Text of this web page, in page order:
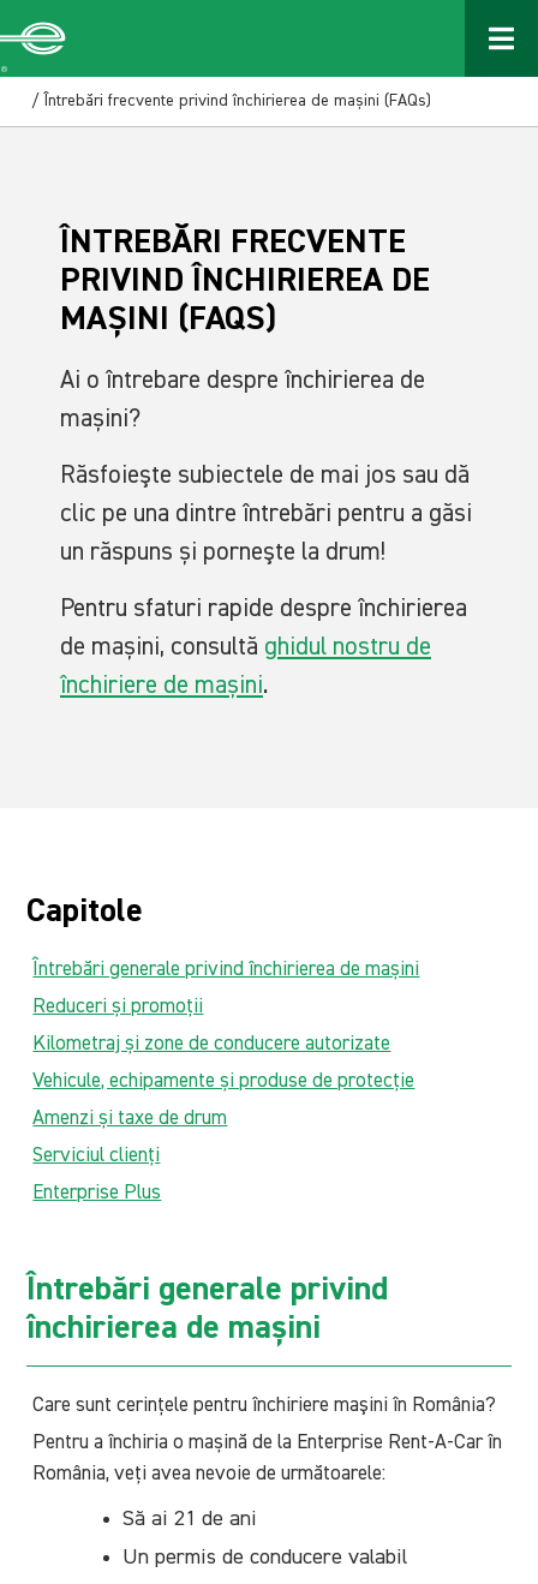
/ Întrebări frecvente privind închirierea de mașini (FAQs)
ÎNTREBĂRI FRECVENTE
PRIVIND ÎNCHIRIEREA DE
MAȘINI (FAQS)
Ai o întrebare despre închirierea de
mașini?
Răsfoieşte subiectele de mai jos sau dă
clic pe una dintre întrebări pentru a găsi
un răspuns și porneşte la drum!
Pentru sfaturi rapide despre închirierea
de mașini, consultă ghidul nostru de
închiriere de mașini.
Capitole
Întrebări generale privind închirierea de mașini
Reduceri și promoții
Kilometraj și zone de conducere autorizate
Vehicule, echipamente și produse de protecție
Amenzi și taxe de drum
Serviciul clienți
Enterprise Plus
Întrebări generale privind
închirierea de mașini
Care sunt cerințele pentru închiriere maşini în România?
Pentru a închiria o mașină de la Enterprise Rent-A-Car în
România, veți avea nevoie de următoarele:
Să ai 21 de ani
Un permis de conducere valabil